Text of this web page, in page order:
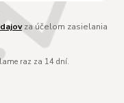
za účelom zasielania
raz za 14 dní.